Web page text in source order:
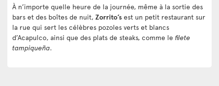
À n’importe quelle heure de la journée, même à la sortie des
bars et des boîtes de nuit, Zorrito’s est un petit restaurant sur
la rue qui sert les célèbres pozoles verts et blancs
d’Acapulco, ainsi que des plats de steaks, comme le filete
tampiqueña.